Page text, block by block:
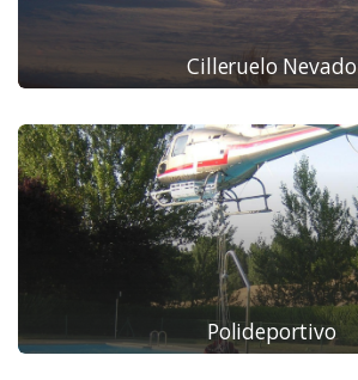
Cilleruelo Nevado
Polideportivo